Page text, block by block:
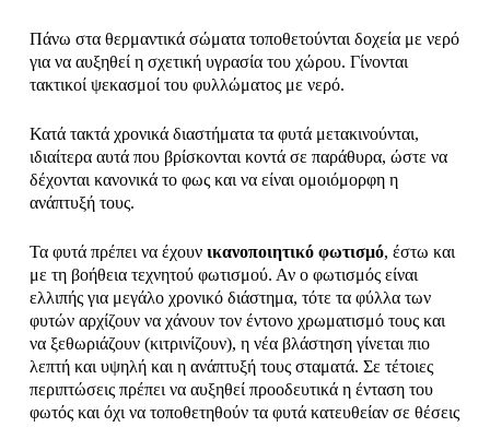
Πάνω στα θερμαντικά σώματα τοποθετούνται δοχεία με νερό
για να αυξηθεί η σχετική υγρασία του χώρου. Γίνονται
τακτικοί ψεκασμοί του φυλλώματος με νερό.
Κατά τακτά χρονικά διαστήματα τα φυτά μετακινούνται,
ιδιαίτερα αυτά που βρίσκονται κοντά σε παράθυρα, ώστε να
δέχονται κανονικά το φως και να είναι ομοιόμορφη η
ανάπτυξή τους.
Τα φυτά πρέπει να έχουν ικανοποιητικό φωτισμό, έστω και
με τη βοήθεια τεχνητού φωτισμού. Αν ο φωτισμός είναι
ελλιπής για μεγάλο χρονικό διάστημα, τότε τα φύλλα των
φυτών αρχίζουν να χάνουν τον έντονο χρωματισμό τους και
να ξεθωριάζουν (κιτρινίζουν), η νέα βλάστηση γίνεται πιο
λεπτή και υψηλή και η ανάπτυξή τους σταματά. Σε τέτοιες
περιπτώσεις πρέπει να αυξηθεί προοδευτικά η ένταση του
φωτός και όχι να τοποθετηθούν τα φυτά κατευθείαν σε θέσεις